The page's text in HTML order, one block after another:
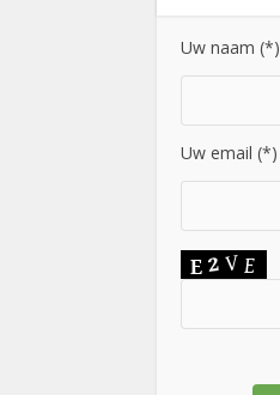
Uw naam (*)
Uw email (*)